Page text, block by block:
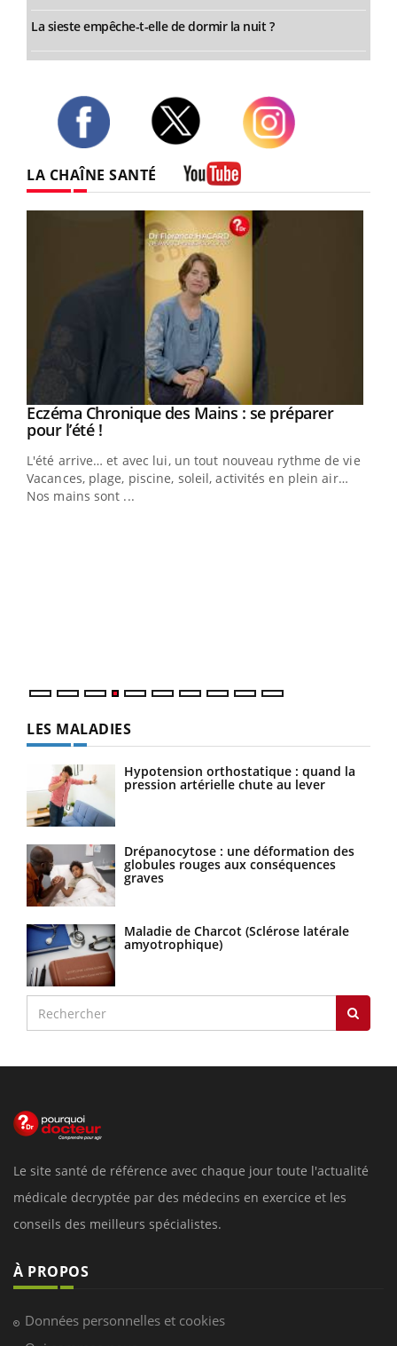
La sieste empêche-t-elle de dormir la nuit ?
LA CHAÎNE SANTÉ
Youtube
Eczéma Chronique des Mains : se préparer
pour l’été !Youtube
L'été arrive… et avec lui, un tout nouveau rythme de vie !
Vacances, plage, piscine, soleil, activités en plein air…
Nos mains sont ...
LES MALADIES
Hypotension orthostatique : quand la
pression artérielle chute au lever
Drépanocytose : une déformation des
globules rouges aux conséquences
graves
Maladie de Charcot (Sclérose latérale
amyotrophique)
Le site santé de référence avec chaque jour toute l'actualité
médicale decryptée par des médecins en exercice et les
conseils des meilleurs spécialistes.
À PROPOS
Données personnelles et cookies